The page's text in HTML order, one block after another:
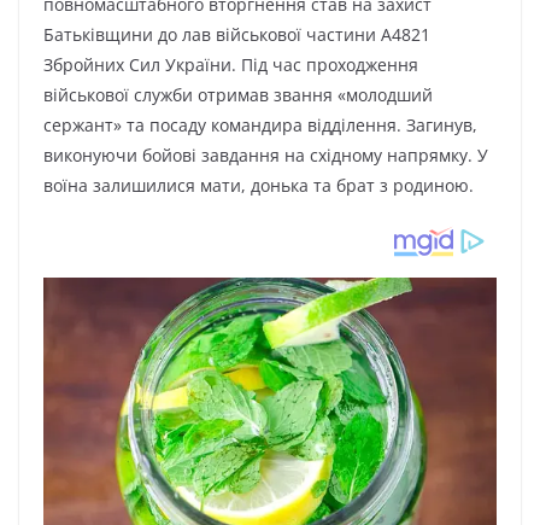
Батьківщини до лав військової частини А4821
Збройних Сил України. Під час проходження
військової служби отримав звання «молодший
сержант» та посаду командира відділення. Загинув,
виконуючи бойові завдання на східному напрямку. У
воїна залишилися мати, донька та брат з родиною.